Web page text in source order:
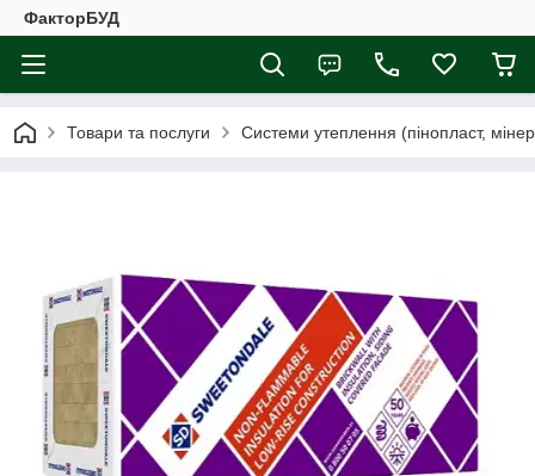
ФакторБУД
Товари та послуги Системи утеплення (пінопласт,